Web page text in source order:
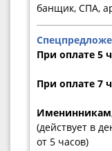
банщик, СПА,
При оплате 5
При оплате 7
(действует в
от 5 часов)